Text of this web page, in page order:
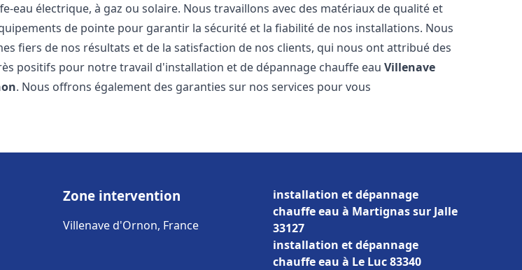
eau électrique, à gaz ou solaire. Nous travaillons avec des matériaux de qualité et
de pointe pour garantir la sécurité et la fiabilité de nos installations. Nous
fiers de nos résultats et de la satisfaction de nos clients, qui nous ont attribué des
positifs pour notre travail d'installation et de dépannage chauffe eauVillenave
. Nous offrons également des garanties sur nos services pour vous
Zone intervention
Villenave d'Ornon, France
installation et dépannage
chauffe eau à Martignas sur Jalle
33127
installation et dépannage
chauffe eau à Le Luc 83340